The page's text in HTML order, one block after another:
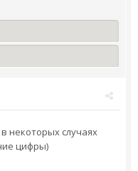
некоторых случаях
цифры)